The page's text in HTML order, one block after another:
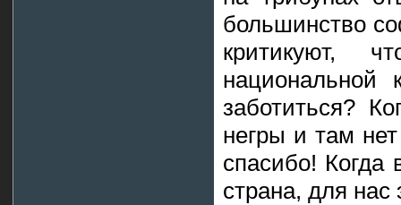
большинство
критикуют,
заботиться?
негры и там
спасибо! Когда
страна, для нас